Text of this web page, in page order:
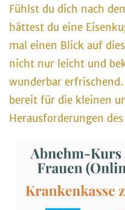
Fühlst du dich nach
hättest du eine
mal einen Blick auf
nicht nur leicht und
wunderbar
bereit für die kleinen
Herausforderungen